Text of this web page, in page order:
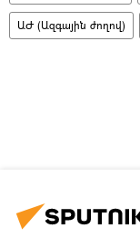
ԱԺ (Ազգային ժողով)